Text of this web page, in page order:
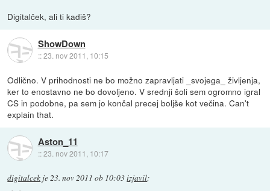
Digitalček, ali ti kadiš?
ShowDown
::23. nov 2011, 10:15
Odlično. V prihodnosti ne bo možno zapravljati _svojega_ življenja,
ker to enostavno ne bo dovoljeno. V srednji šoli sem ogromno igral
CS in podobne, pa sem jo končal precej boljše kot večina. Can't
explain that.
Aston_11
::23. nov 2011, 10:17
digitalcek je23. nov 2011 ob 10:03izjavil: